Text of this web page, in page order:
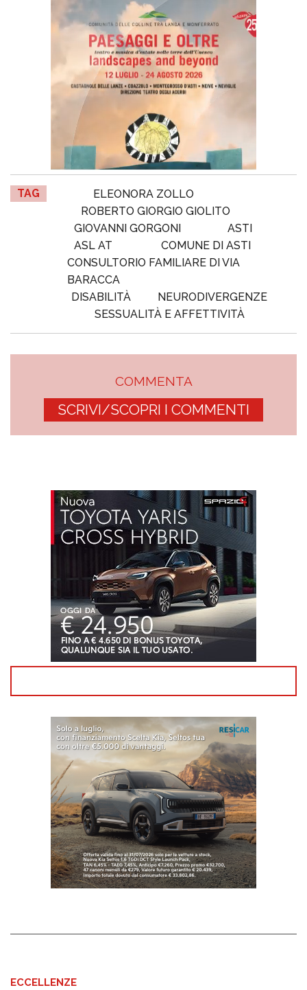
TAG
ELEONORA ZOLLO
ROBERTO GIORGIO GIOLITO
GIOVANNI GORGONI
ASTI
ASL AT
COMUNE DI ASTI
CONSULTORIO FAMILIARE DI VIA
BARACCA
DISABILITÀ
NEURODIVERGENZE
SESSUALITÀ E AFFETTIVITÀ
COMMENTA
SCRIVI/SCOPRI I COMMENTI
ECCELLENZE